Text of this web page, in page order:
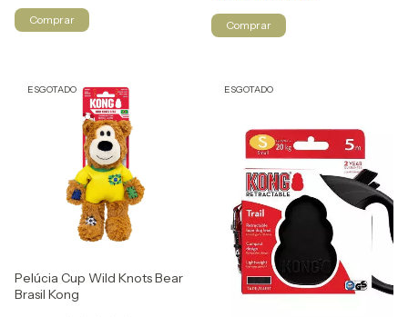
ESGOTADO
Pelúcia Cup Wild Knots Bear
Brasil Kong
ESGOTADO